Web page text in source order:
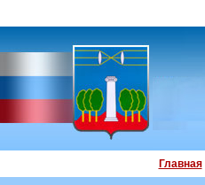
Главная|